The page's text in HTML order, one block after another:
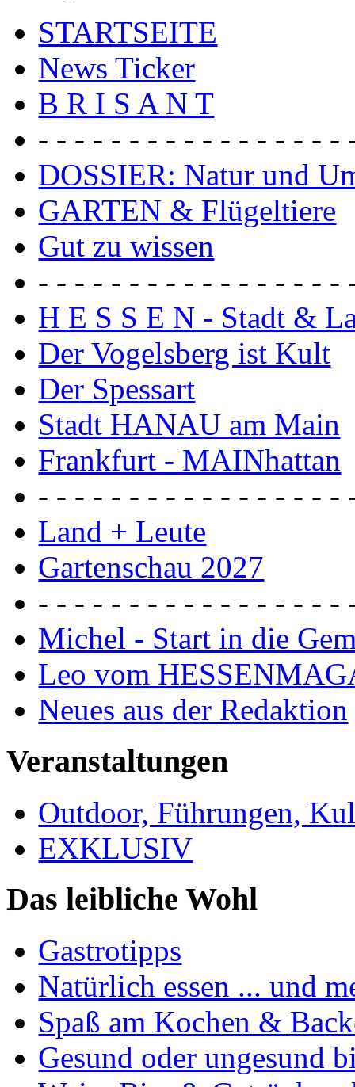
STARTSEITE
News Ticker
B R I S A N T
- - - - - - - - - - - - - - - - -
DOSSIER: Natur und
GARTEN & Flügeltiere
Gut zu wissen
- - - - - - - - - - - - - - - - -
H E S S E N - Stadt &
Der Vogelsberg ist Kult
Der Spessart
Stadt HANAU am Main
Frankfurt - MAINhattan
- - - - - - - - - - - - - - - - -
Land + Leute
Gartenschau 2027
- - - - - - - - - - - - - - - - -
Michel - Start in die
Leo vom
Neues aus der Redaktion
Veranstaltungen
Outdoor, Führungen,
EXKLUSIV
Das leibliche Wohl
Gastrotipps
Natürlich essen ... und
Spaß am Kochen &
Gesund oder ungesund